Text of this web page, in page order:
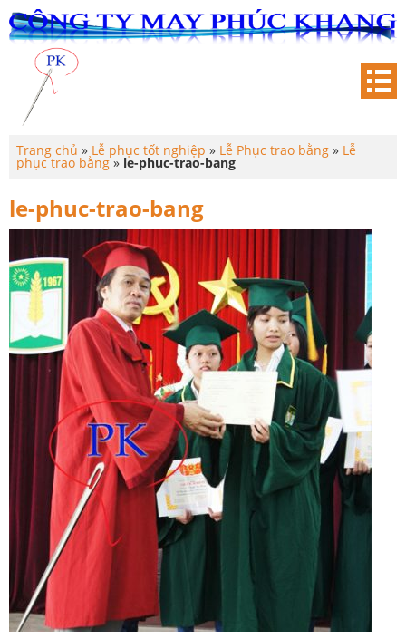
Trang chủ » Lễ phục tốt nghiệp » Lễ Phục trao bằng » Lễ
phục trao bằng» le-phuc-trao-bang
le-phuc-trao-bang